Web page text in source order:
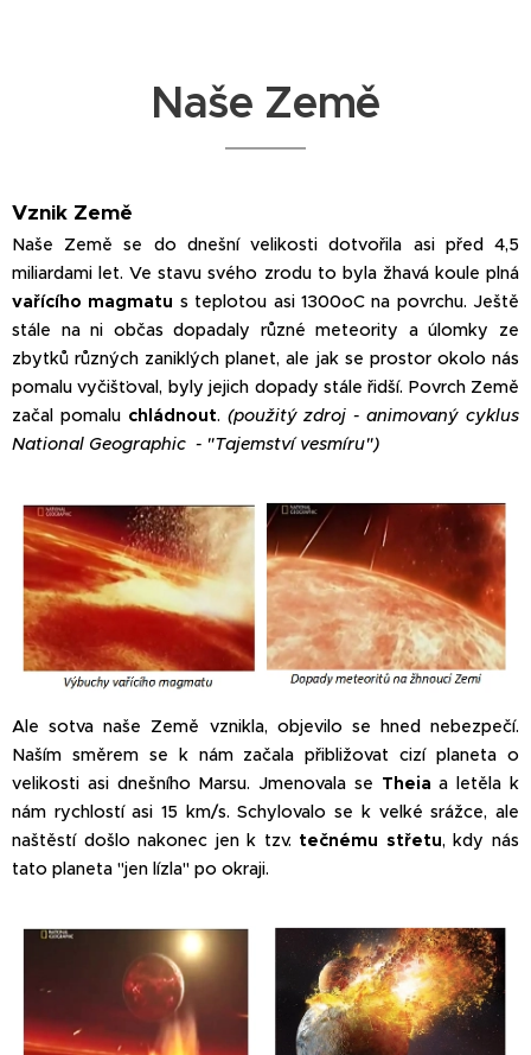
Naše Země
Vznik Země
Naše Země se do dnešní velikosti dotvořila asi před 4,5
miliardami let. Ve stavu svého zrodu to byla žhavá koule plná
vařícího magmatu s teplotou asi 1300oC na povrchu. Ještě
stále na ni občas dopadaly různé meteority a úlomky ze
zbytků různých zaniklých planet, ale jak se prostor okolo nás
pomalu vyčišťoval, byly jejich dopady stále řidší. Povrch Země
začal pomalu chládnout. (použitý zdroj - animovaný cyklus
National Geographic - "Tajemství vesmíru")
Ale sotva naše Země vznikla, objevilo se hned nebezpečí.
Naším směrem se k nám začala přibližovat cizí planeta o
velikosti asi dnešního Marsu. Jmenovala se Theia a letěla k
nám rychlostí asi 15 km/s. Schylovalo se k velké srážce, ale
naštěstí došlo nakonec jen k tzv. tečnému střetu, kdy nás
tato planeta "jen lízla" po okraji.